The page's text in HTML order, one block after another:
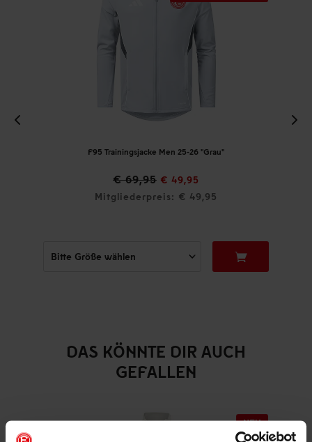
F95 Trainingsjacke Men 25-26 "Grau"
€ 69,95 € 49,95
Mitgliederpreis: € 49,95
DAS KÖNNTE DIR AUCH
GEFALLEN